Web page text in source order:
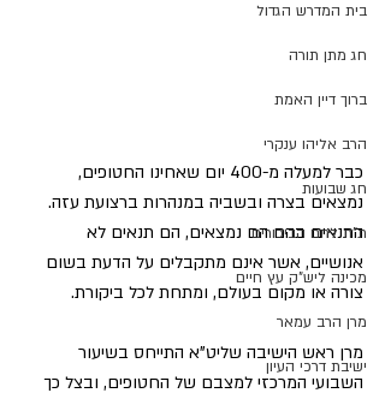
בית המדרש הגדול
חג מתן תורה
ברוך דיין האמת
הרב אליהו ענקרי
חג שבועות
ת"ת לחם הביכורים
מכינה ליש"ק עץ חיים
מרן הרב עמאר
ישיבת דרכי העיון
כבר למעלה מ-400 יום שאחינו החטופים,
נמצאים בצרה ובשביה במנהרות ברצועת עזה.
התנאים בהם הם נמצאים, הם תנאים לא
אנושיים, אשר אינם מתקבלים על הדעת בשום
צורה או מקום בעולם, ומתחת לכל ביקורת.
מרן ראש הישיבה שליט"א התייחס בשיעור
השבועי המרכזי למצבם של החטופים, ובצל כך